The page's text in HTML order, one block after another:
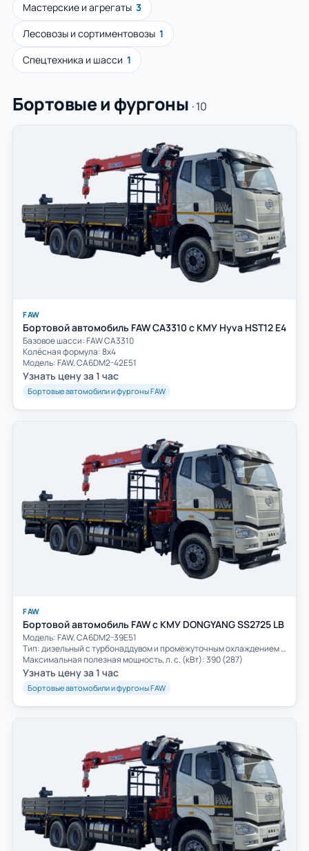
Мастерские и агрегаты 3
Лесовозы и сортиментовозы 1
Спецтехника и шасси 1
Бортовые и фургоны · 10
FAW
Бортовой автомобиль FAW CA3310 с КМУ Hyva HST12 E4
Базовое шасси: FAW СА3310
Колёсная формула: 8х4
Модель: FAW, CA6DM2-42E51
Узнать цену за 1 час
Бортовые автомобили и фургоны FAW
FAW
Бортовой автомобиль FAW с КМУ DONGYANG SS2725 LB
Модель: FAW, CA6DM2-39E51
Тип: дизельный с турбонаддувом и промежуточным охлаждением воздуха
Максимальная полезная мощность, л. с. (кВт): 390 (287)
Узнать цену за 1 час
Бортовые автомобили и фургоны FAW